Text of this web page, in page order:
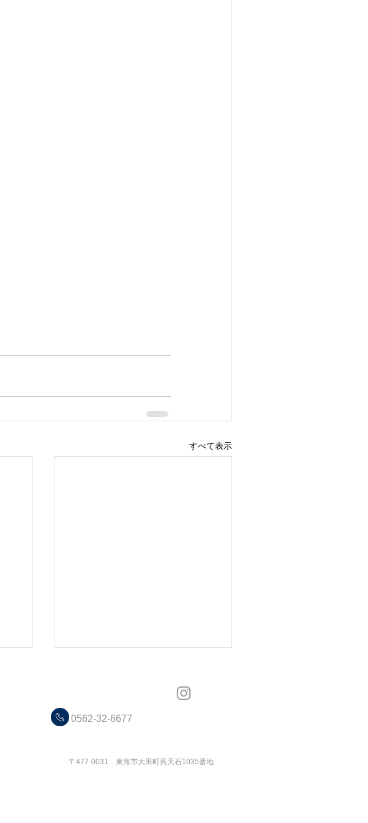
すべて表示
【新作！限定アイテム】Late
0562-32-6677
〒477-0031 東海市大田町呉天石1035番地